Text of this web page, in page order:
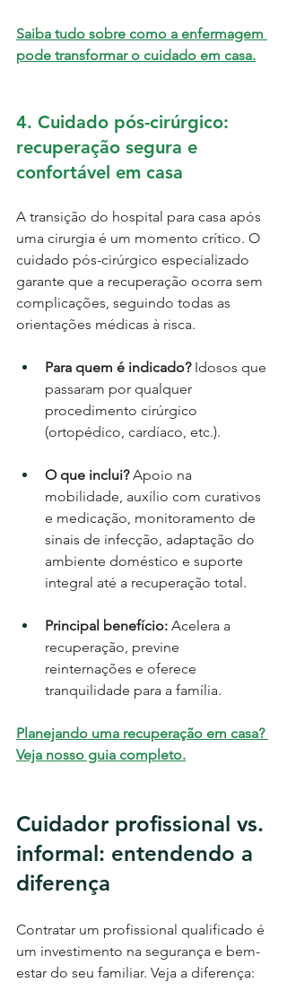
Saiba tudo sobre como a enfermagem
pode transformar o cuidado em casa.
4. Cuidado pós-cirúrgico:
recuperação segura e
confortável em casa
A transição do hospital para casa após
uma cirurgia é um momento crítico. O
cuidado pós-cirúrgico especializado
garante que a recuperação ocorra sem
complicações, seguindo todas as
orientações médicas à risca.
Para quem é indicado? Idosos que
passaram por qualquer
procedimento cirúrgico
(ortopédico, cardíaco, etc.).
O que inclui? Apoio na
mobilidade, auxílio com curativos
e medicação, monitoramento de
sinais de infecção, adaptação do
ambiente doméstico e suporte
integral até a recuperação total.
Principal benefício: Acelera a
recuperação, previne
reinternações e oferece
tranquilidade para a família.
Planejando uma recuperação em casa?
Veja nosso guia completo.
Cuidador profissional vs.
informal: entendendo a
diferença
Contratar um profissional qualificado é
um investimento na segurança e bem-
estar do seu familiar. Veja a diferença: